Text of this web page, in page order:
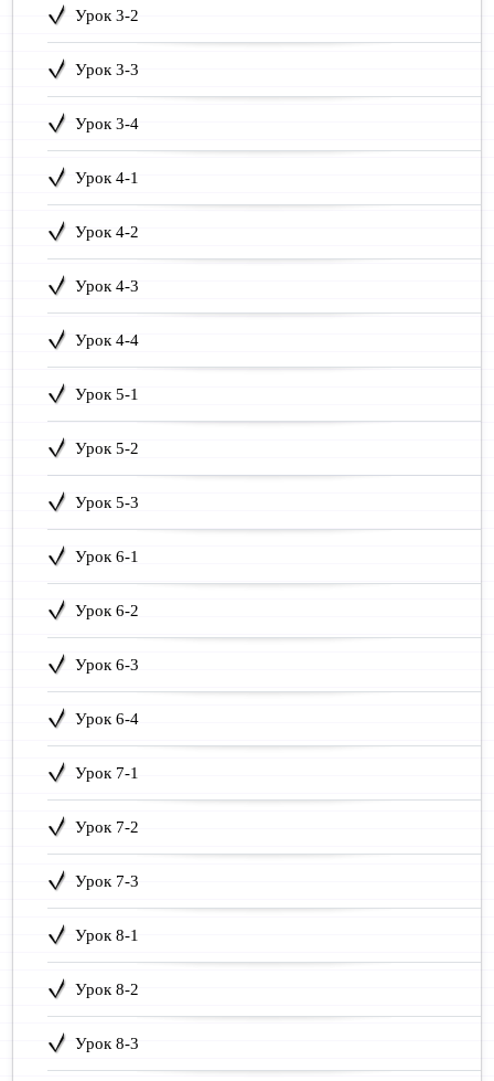
Урок 3-2
Урок 3-3
Урок 3-4
Урок 4-1
Урок 4-2
Урок 4-3
Урок 4-4
Урок 5-1
Урок 5-2
Урок 5-3
Урок 6-1
Урок 6-2
Урок 6-3
Урок 6-4
Урок 7-1
Урок 7-2
Урок 7-3
Урок 8-1
Урок 8-2
Урок 8-3